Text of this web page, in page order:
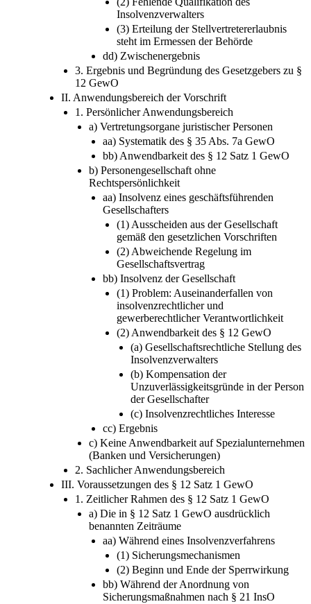
Insolvenzverwalters
(3) Erteilung der Stellvertretererlaubnis
steht im Ermessen der Behörde
dd) Zwischenergebnis
3. Ergebnis und Begründung des Gesetzgebers zu §
12 GewO
II. Anwendungsbereich der Vorschrift
1. Persönlicher Anwendungsbereich
a) Vertretungsorgane juristischer Personen
aa) Systematik des § 35 Abs. 7a GewO
bb) Anwendbarkeit des § 12 Satz 1 GewO
b) Personengesellschaft ohne
Rechtspersönlichkeit
aa) Insolvenz eines geschäftsführenden
Gesellschafters
(1) Ausscheiden aus der Gesellschaft
gemäß den gesetzlichen Vorschriften
(2) Abweichende Regelung im
Gesellschaftsvertrag
bb) Insolvenz der Gesellschaft
(1) Problem: Auseinanderfallen von
insolvenzrechtlicher und
gewerberechtlicher Verantwortlichkeit
(2) Anwendbarkeit des § 12 GewO
(a) Gesellschaftsrechtliche Stellung des
Insolvenzverwalters
(b) Kompensation der
Unzuverlässigkeitsgründe in der Person
der Gesellschafter
(c) Insolvenzrechtliches Interesse
cc) Ergebnis
c) Keine Anwendbarkeit auf Spezialunternehmen
(Banken und Versicherungen)
2. Sachlicher Anwendungsbereich
III. Voraussetzungen des § 12 Satz 1 GewO
1. Zeitlicher Rahmen des § 12 Satz 1 GewO
a) Die in § 12 Satz 1 GewO ausdrücklich
benannten Zeiträume
aa) Während eines Insolvenzverfahrens
(1) Sicherungsmechanismen
(2) Beginn und Ende der Sperrwirkung
bb) Während der Anordnung von
Sicherungsmaßnahmen nach § 21 InsO